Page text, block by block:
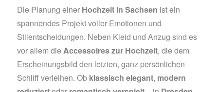
Die Planung einer Hochzeit in Sachsen ist ein
spannendes Projekt voller Emotionen und
Stilentscheidungen. Neben Kleid und Anzug sind es
vor allem die Accessoires zur Hochzeit, die dem
Erscheinungsbild den letzten, ganz persönlichen
Schliff verleihen. Ob klassisch elegant, modern